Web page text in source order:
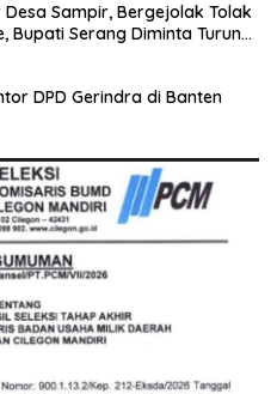
Sampir, Bergejolak Tolak
Bupati Serang Diminta Turun
DPD Gerindra di Banten